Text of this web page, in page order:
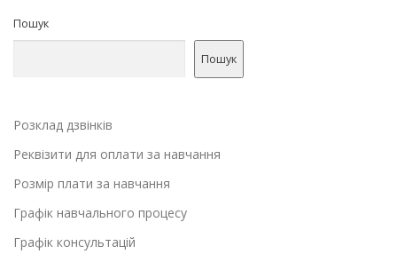
Пошук
Пошук
Розклад дзвінків
Реквізити для оплати за навчання
Розмір плати за навчання
Графік навчального процесу
Графік консультацій